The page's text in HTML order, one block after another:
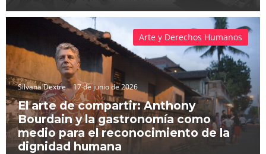
Silvana Dextre 17 de junio de 2026
El arte de compartir: Anthony
Bourdain y la gastronomía como
medio para el reconocimiento de la
dignidad humana
Arte y Derechos Humanos